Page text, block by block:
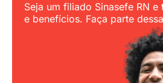
Seja um filiado Sinasefe RN e
e benefícios. Faça parte